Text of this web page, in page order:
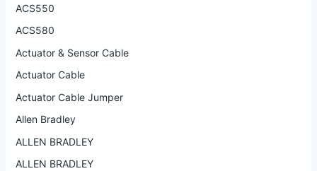
ACS550
ACS580
Actuator & Sensor Cable
Actuator Cable
Actuator Cable Jumper
Allen Bradley
ALLEN BRADLEY
ALLEN BRADLEY